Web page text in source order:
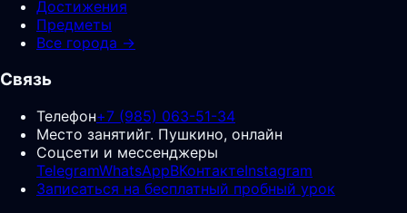
Достижения
Предметы
Все города →
Связь
Телефон+7 (985) 063-51-34
Место занятийг. Пушкино, онлайн
Соцсети и мессенджеры
TelegramWhatsAppВКонтактеInstagram
Записаться на бесплатный пробный урок